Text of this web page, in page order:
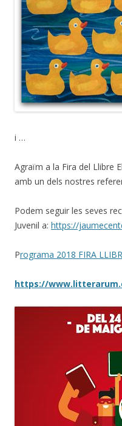
i …
Agraïm a la Fira del Llibre
amb un dels nostres
Podem seguir les seves
Juvenil a: https://
Programa 2018 FIRA
https://